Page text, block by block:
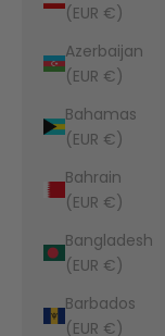
(EUR €)
Azerbaijan
(EUR €)
Bahamas
(EUR €)
Bahrain
(EUR €)
Bangladesh
(EUR €)
Barbados
(EUR €)